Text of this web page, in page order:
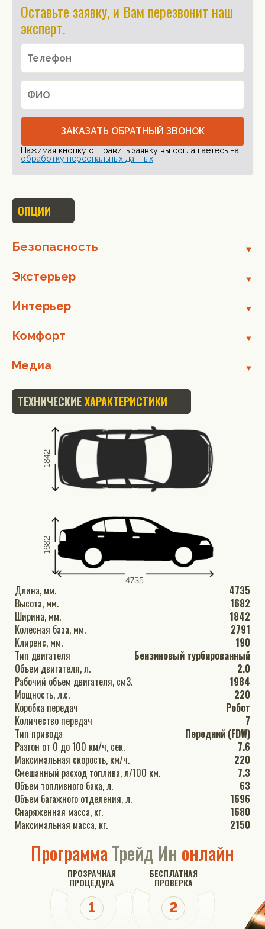
Оставьте заявку, и Вам перезвонит наш
эксперт.
ЗАКАЗАТЬ ОБРАТНЫЙ ЗВОНОК
Нажимая кнопку отправить заявку вы соглашаетесь на
обработку персональных данных
ОПЦИИ
Безопасность
Экстерьер
Интерьер
Комфорт
Медиа
ТЕХНИЧЕСКИЕХАРАКТЕРИСТИКИ
4735
1682
1842
Длина, мм.
4735
Высота, мм.
1682
Ширина, мм.
1842
Колесная база, мм.
2791
Клиренс, мм.
190
Тип двигателя
Бензиновый турбированный
Объем двигателя, л.
2.0
Рабочий объем двигателя, см3.
1984
Мощность, л.с.
220
Коробка передач
Робот
Количество передач
7
Тип привода
Передний (FDW)
Разгон от 0 до 100 км/ч, сек.
7.6
Максимальная скорость, км/ч.
220
Смешанный расход топлива, л/100 км.
7.3
Объем топливного бака, л.
63
Объем багажного отделения, л.
1696
Снаряженная масса, кг.
1680
Максимальная масса, кг.
2150
ПрограммаТрейд Ин онлайн
ПРОЗРАЧНАЯ
ПРОЦЕДУРА
БЕСПЛАТНАЯ
ПРОВЕРКА